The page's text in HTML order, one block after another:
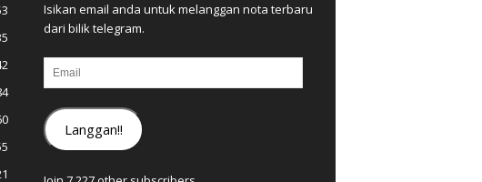
Isikan email anda untuk melanggan nota terbaru
dari bilik telegram.
Email
Langgan!!